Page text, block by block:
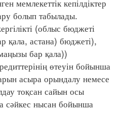
мемлекеттік кепілдіктер
болып табылады.
(облыс бюджеті
қала, астана) бюджеті),
бар қала))
өтеуін бойынша
асыра орындалу немесе
тоқсан сайын осы
сәйкес нысан бойынша